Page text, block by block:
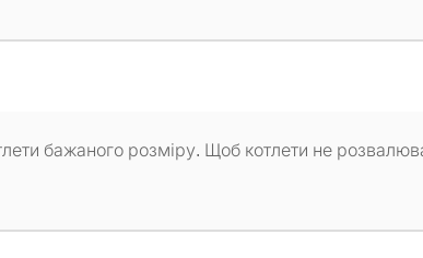
бажаного розміру. Щоб котлети не